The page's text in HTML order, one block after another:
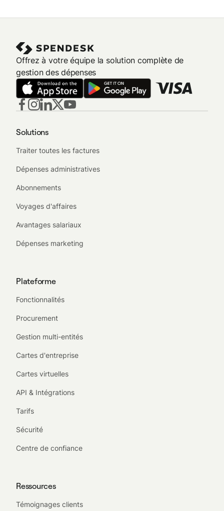
Offrez à votre équipe la solution complète de
gestion des dépenses
Solutions
Traiter toutes les factures
Dépenses administratives
Abonnements
Voyages d'affaires
Avantages salariaux
Dépenses marketing
Plateforme
Fonctionnalités
Procurement
Gestion multi-entités
Cartes d'entreprise
Cartes virtuelles
API & Intégrations
Tarifs
Sécurité
Centre de confiance
Ressources
Témoignages clients